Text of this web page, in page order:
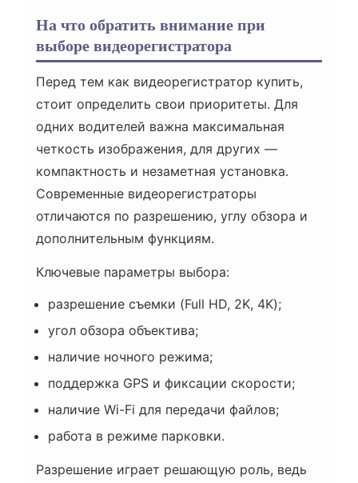
На что обратить внимание при
выборе видеорегистратора
Перед тем как видеорегистратор купить,
стоит определить свои приоритеты. Для
одних водителей важна максимальная
четкость изображения, для других —
компактность и незаметная установка.
Современные видеорегистраторы
отличаются по разрешению, углу обзора и
дополнительным функциям.
Ключевые параметры выбора:
разрешение съемки (Full HD, 2K, 4K);
угол обзора объектива;
наличие ночного режима;
поддержка GPS и фиксации скорости;
наличие Wi-Fi для передачи файлов;
работа в режиме парковки.
Разрешение играет решающую роль, ведь